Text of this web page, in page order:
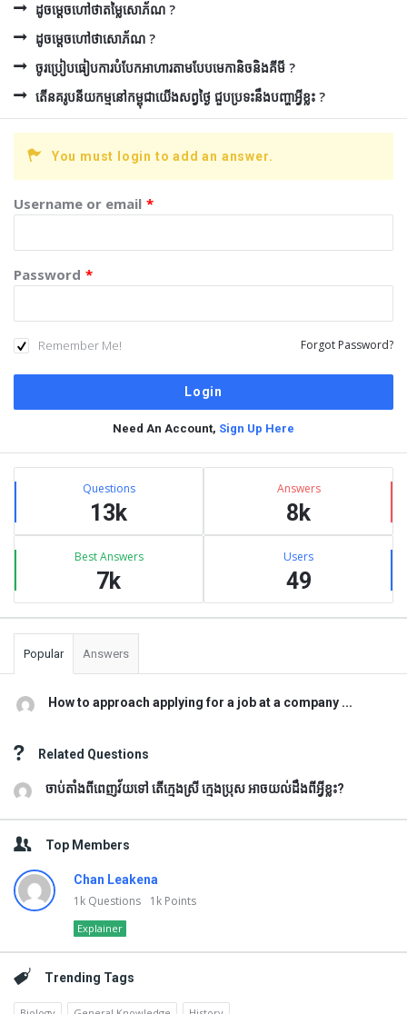
ដូចម្ដេចហៅថាតម្លៃសោភ័ណ ?
ដូចម្ដេចហៅថាសោភ័ណ ?
ចូរប្រៀបធៀបការបំបែកអាហារតាមបែបមេកានិចនិងគីមី ?
តើនគរូបនីយកម្មនៅកម្ពុជាយើងសព្វថ្ងៃ ជួបប្រទះនឹងបញ្ហាអ្វីខ្លះ ?
You must login to add an answer.
Username or email *
Password *
Remember Me! Forgot Password?
Need An Account, Sign Up Here
Sidebar
Stats Questions
13k
Answers
8k
Best Answers
7k
Users
49
Popular Answers
How to approach applying for a job at a company ...
Related Questions
ចាប់តាំងពីពេញវ័យទៅ តើក្មេងស្រី ក្មេងប្រុស អាចយល់ដឹងពីអ្វីខ្លះ?
Top Members
Chan Leakena
1k Questions 1k Points
Explainer
Trending Tags